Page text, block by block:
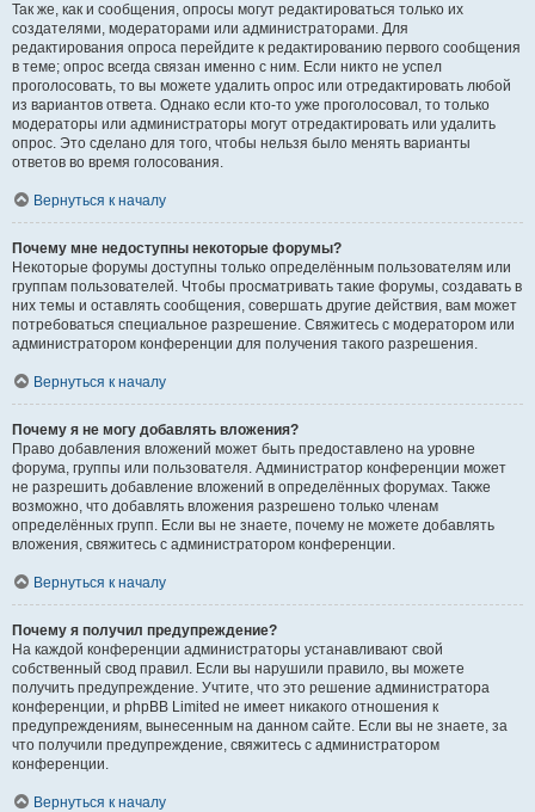
Так же, как и сообщения, опросы могут редактироваться только их
создателями, модераторами или администраторами. Для
редактирования опроса перейдите к редактированию первого сообщения
в теме; опрос всегда связан именно с ним. Если никто не успел
проголосовать, то вы можете удалить опрос или отредактировать любой
из вариантов ответа. Однако если кто-то уже проголосовал, то только
модераторы или администраторы могут отредактировать или удалить
опрос. Это сделано для того, чтобы нельзя было менять варианты
ответов во время голосования.
Вернуться к началу
Почему мне недоступны некоторые форумы?
Некоторые форумы доступны только определённым пользователям или
группам пользователей. Чтобы просматривать такие форумы, создавать в
них темы и оставлять сообщения, совершать другие действия, вам может
потребоваться специальное разрешение. Свяжитесь с модератором или
администратором конференции для получения такого разрешения.
Вернуться к началу
Почему я не могу добавлять вложения?
Право добавления вложений может быть предоставлено на уровне
форума, группы или пользователя. Администратор конференции может
не разрешить добавление вложений в определённых форумах. Также
возможно, что добавлять вложения разрешено только членам
определённых групп. Если вы не знаете, почему не можете добавлять
вложения, свяжитесь с администратором конференции.
Вернуться к началу
Почему я получил предупреждение?
На каждой конференции администраторы устанавливают свой
собственный свод правил. Если вы нарушили правило, вы можете
получить предупреждение. Учтите, что это решение администратора
конференции, и phpBB Limited не имеет никакого отношения к
предупреждениям, вынесенным на данном сайте. Если вы не знаете, за
что получили предупреждение, свяжитесь с администратором
конференции.
Вернуться к началу